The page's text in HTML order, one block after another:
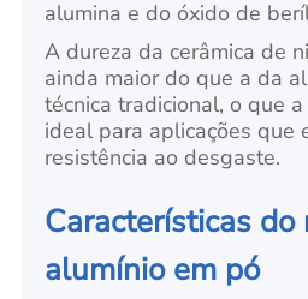
alumina e do óxido de
A dureza da cerâmica de
ainda maior do que a da
técnica tradicional, o que
ideal para aplicações que
resistência ao desgaste.
Características
alumínio em pó